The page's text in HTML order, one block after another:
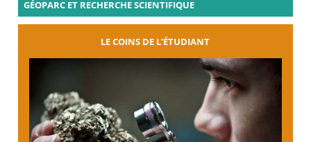
GÉOPARC ET RECHERCHE SCIENTIFIQUE
LE COINS DE L’ÉTUDIANT